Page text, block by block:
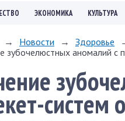
ЭКОНОМИКА КУЛЬТУРА
→ Новости → Здоровье
зубочелюстных аномалий с
систем